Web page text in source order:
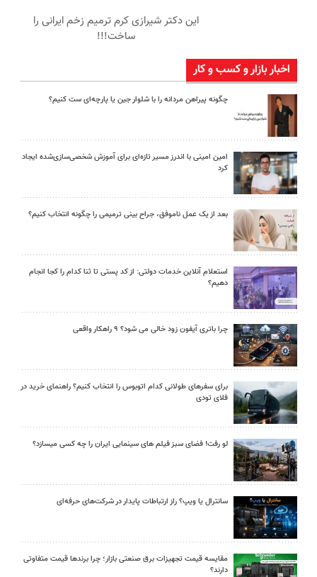
این دکتر شیرازی کرم ترمیم زخم ایرانی را
ساخت!!!
اخبار بازار و کسب و کار
چگونه پیراهن مردانه را با شلوار جین یا پارچه‌ای ست کنیم؟
امین امینی با اندرز مسیر تازه‌ای برای آموزش شخصی‌سازی‌شده ایجاد
کرد
بعد از یک عمل ناموفق، جراح بینی ترمیمی را چگونه انتخاب کنیم؟
استعلام آنلاین خدمات دولتی: از کد پستی تا ثنا کدام را کجا انجام
دهیم؟
چرا باتری آیفون زود خالی می شود؟ ۹ راهکار واقعی
برای سفرهای طولانی کدام اتوبوس را انتخاب کنیم؟ راهنمای خرید در
فلای تودی
لو رفت! فضای سبز فیلم های سینمایی ایران را چه کسی میسازد؟
سانترال یا ویپ؟ راز ارتباطات پایدار در شرکت‌های حرفه‌ای
مقایسه قیمت تجهیزات برق صنعتی بازار؛ چرا برندها قیمت متفاوتی
دارند؟